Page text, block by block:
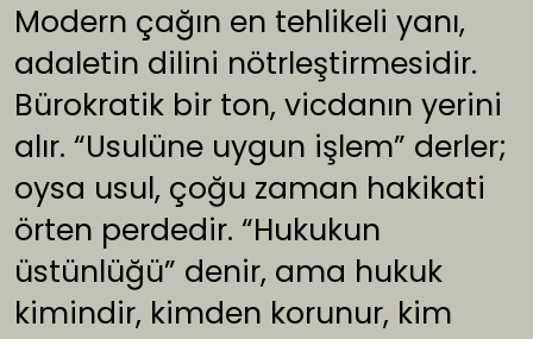
Modern çağın en tehlikeli yanı,
adaletin dilini nötrleştirmesidir.
Bürokratik bir ton, vicdanın yerini
alır. “Usulüne uygun işlem” derler;
oysa usul, çoğu zaman hakikati
örten perdedir. “Hukukun
üstünlüğü” denir, ama hukuk
kimindir, kimden korunur, kim